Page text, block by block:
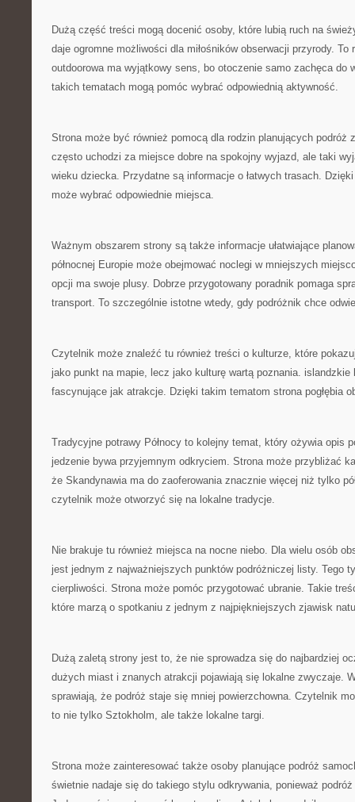
Dużą część treści mogą docenić osoby, które lubią ruch na
daje ogromne możliwości dla miłośników obserwacji przyrody.
outdoorowa ma wyjątkowy sens, bo otoczenie samo zachęca do
takich tematach mogą pomóc wybrać odpowiednią aktywność.
Strona może być również pomocą dla rodzin planujących podróż
często uchodzi za miejsce dobre na spokojny wyjazd, ale taki
wieku dziecka. Przydatne są informacje o łatwych trasach.
może wybrać odpowiednie miejsca.
Ważnym obszarem strony są także informacje ułatwiające
północnej Europie może obejmować noclegi w mniejszych
opcji ma swoje plusy. Dobrze przygotowany poradnik pomaga
transport. To szczególnie istotne wtedy, gdy podróżnik chce
Czytelnik może znaleźć tu również treści o kulturze, które
jako punkt na mapie, lecz jako kulturę wartą poznania. islandzkie
fascynujące jak atrakcje. Dzięki takim tematom strona pogłębia
Tradycyjne potrawy Północy to kolejny temat, który ożywia opis
jedzenie bywa przyjemnym odkryciem. Strona może przybliżać
że Skandynawia ma do zaoferowania znacznie więcej niż tylko
czytelnik może otworzyć się na lokalne tradycje.
Nie brakuje tu również miejsca na nocne niebo. Dla wielu osób
jest jednym z najważniejszych punktów podróżniczej listy. Tego
cierpliwości. Strona może pomóc przygotować ubranie. Takie
które marzą o spotkaniu z jednym z najpiękniejszych zjawisk
Dużą zaletą strony jest to, że nie sprowadza się do najbardziej
dużych miast i znanych atrakcji pojawiają się lokalne zwyczaje.
sprawiają, że podróż staje się mniej powierzchowna. Czytelnik
to nie tylko Sztokholm, ale także lokalne targi.
Strona może zainteresować także osoby planujące podróż
świetnie nadaje się do takiego stylu odkrywania, ponieważ